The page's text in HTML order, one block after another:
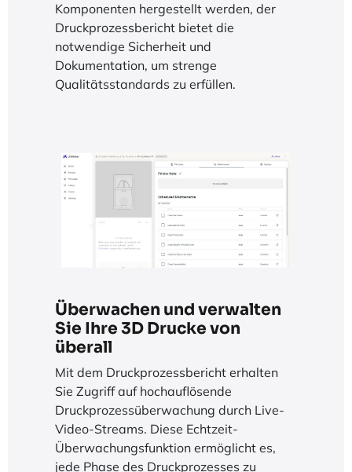
Komponenten hergestellt werden, der
Druckprozessbericht bietet die
notwendige Sicherheit und
Dokumentation, um strenge
Qualitätsstandards zu erfüllen.
Überwachen und verwalten
Sie Ihre 3D Drucke von
überall
Mit dem Druckprozessbericht erhalten
Sie Zugriff auf hochauflösende
Druckprozessüberwachung durch Live-
Video-Streams. Diese Echtzeit-
Überwachungsfunktion ermöglicht es,
jede Phase des Druckprozesses zu